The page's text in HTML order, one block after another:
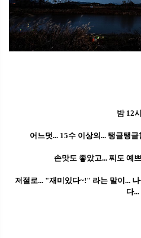
밤 12
어느덧... 15수 이상의... 탱글탱
손맛도 좋았고... 찌도 예
저절로... "재미있다~!" 라는 말이...
다...